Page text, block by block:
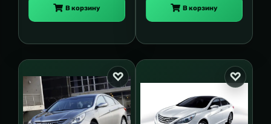
В корзину В корзину